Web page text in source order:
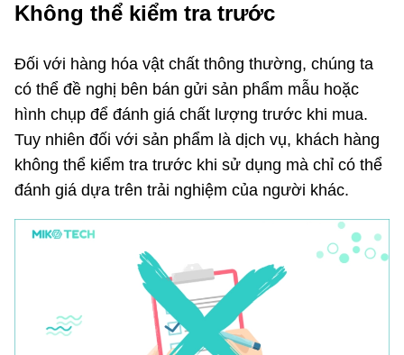
Không thể kiểm tra trước
Đối với hàng hóa vật chất thông thường, chúng ta
có thể đề nghị bên bán gửi sản phẩm mẫu hoặc
hình chụp để đánh giá chất lượng trước khi mua.
Tuy nhiên đối với sản phẩm là dịch vụ, khách hàng
không thể kiểm tra trước khi sử dụng mà chỉ có thể
đánh giá dựa trên trải nghiệm của người khác.